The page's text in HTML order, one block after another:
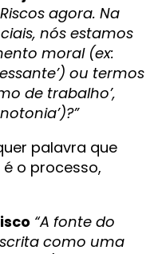
agora. Na
nós estamos
moral (ex:
ou termos
de trabalho’,
palavra que
o processo,
“A fonte do
como uma